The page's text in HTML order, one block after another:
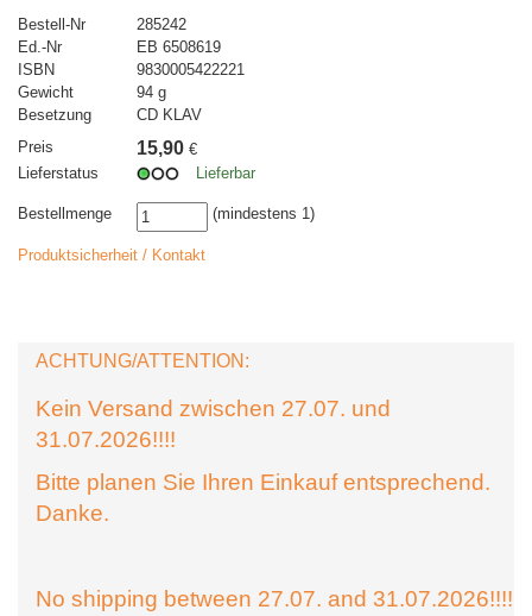
Bestell-Nr
285242
Ed.-Nr
EB 6508619
ISBN
9830005422221
Gewicht
94 g
Besetzung
CD KLAV
Preis
15,90 €
Lieferstatus
Lieferbar
Bestellmenge (mindestens 1)
Produktsicherheit / Kontakt
ACHTUNG/ATTENTION:
Kein Versand zwischen 27.07. und
31.07.2026!!!!
Bitte planen Sie Ihren Einkauf entsprechend.
Danke.
No shipping between 27.07. and 31.07.2026!!!!